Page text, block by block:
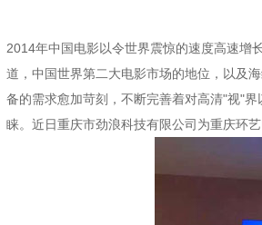
2014年中国电影以令世界震惊的速度高速增
道，中国世界第二大电影市场的地位，以及
备的需求愈加苛刻，不断完善着对高清"视"
睐。近日重庆市劲浪科技有限公司为重庆环